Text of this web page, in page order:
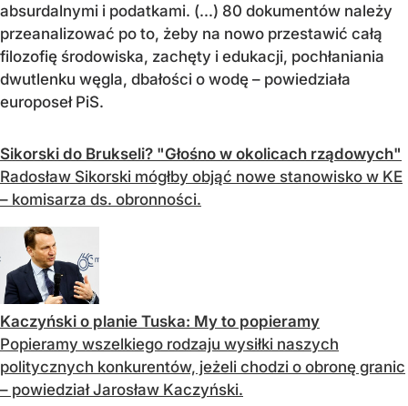
absurdalnymi i podatkami. (...) 80 dokumentów należy
przeanalizować po to, żeby na nowo przestawić całą
filozofię środowiska, zachęty i edukacji, pochłaniania
dwutlenku węgla, dbałości o wodę – powiedziała
europoseł PiS.
Sikorski do Brukseli? "Głośno w okolicach rządowych"
Radosław Sikorski mógłby objąć nowe stanowisko w KE
– komisarza ds. obronności.
Kaczyński o planie Tuska: My to popieramy
Popieramy wszelkiego rodzaju wysiłki naszych
politycznych konkurentów, jeżeli chodzi o obronę granic
– powiedział Jarosław Kaczyński.